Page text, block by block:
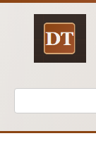
Перейти
Поиск: